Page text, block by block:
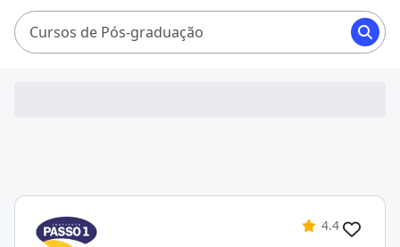
Cursos de Pós-graduação
4.4